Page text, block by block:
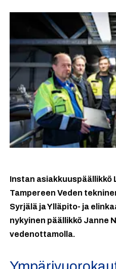
Instan asiakkuuspäällikkö
Tampereen Veden
Syrjälä ja Ylläpito- ja
nykyinen päällikkö Janne
vedenottamolla.